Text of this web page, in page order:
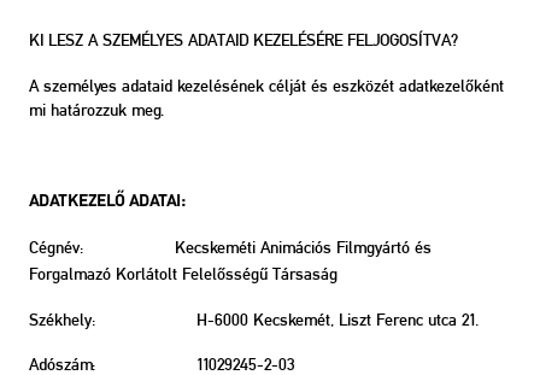
KI LESZ A SZEMÉLYES ADATAID KEZELÉSÉRE FELJOGOSÍTVA?
A személyes adataid kezelésének célját és eszközét adatkezelőként
mi határozzuk meg.
ADATKEZELŐ ADATAI:
Cégnév:
Kecskeméti Animációs Filmgyártó és
Forgalmazó Korlátolt Felelősségű Társaság
Székhely: H-6000 Kecskemét, Liszt Ferenc utca 21.
Adószám: 11029245-2-03